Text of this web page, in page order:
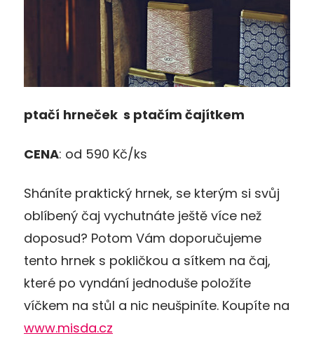
ptačí hrneček s ptačím čajítkem
CENA: od 590 Kč/ks
Sháníte praktický hrnek, se kterým si svůj
oblíbený čaj vychutnáte ještě více než
doposud? Potom Vám doporučujeme
tento hrnek s pokličkou a sítkem na čaj,
které po vyndání jednoduše položíte
víčkem na stůl a nic neušpiníte. Koupíte na
www.misda.cz